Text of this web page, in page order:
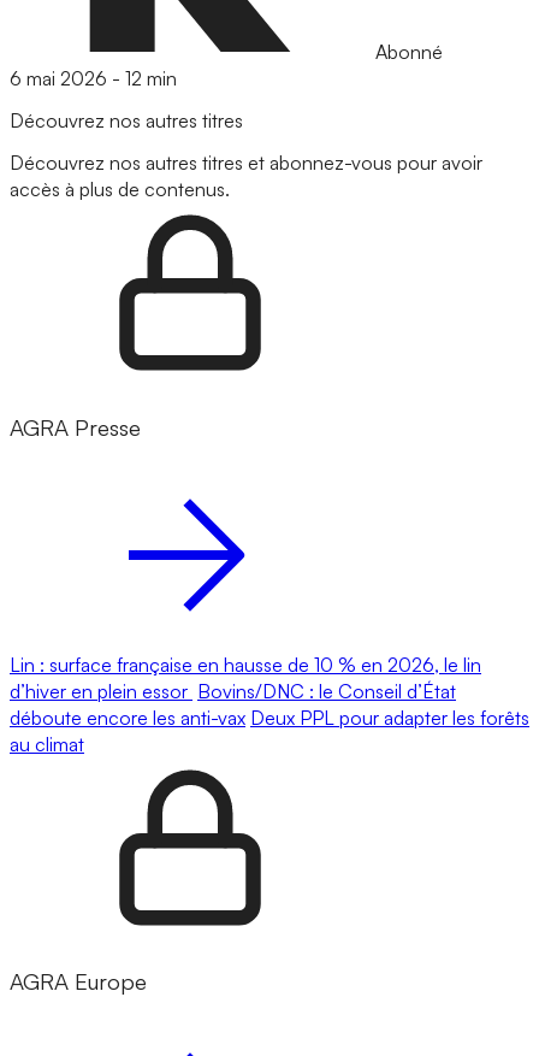
Abonné
6 mai 2026 - 12 min
Découvrez nos autres titres
Découvrez nos autres titres et abonnez-vous pour avoir
accès à plus de contenus.
AGRA Presse
Lin : surface française en hausse de 10 % en 2026, le lin
d’hiver en plein essor Bovins/DNC : le Conseil d’État
déboute encore les anti-vax Deux PPL pour adapter les forêts
au climat
AGRA Europe